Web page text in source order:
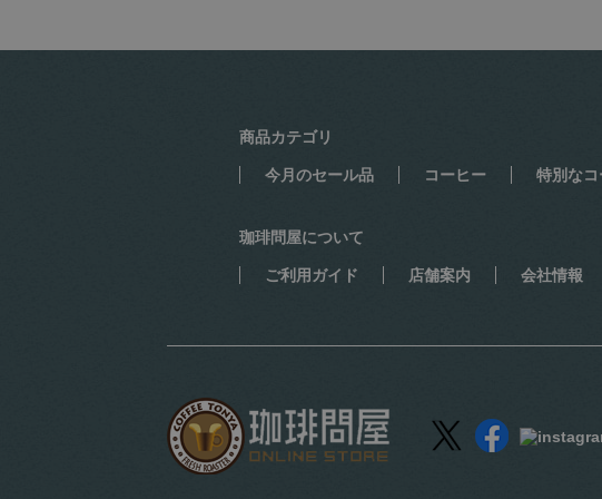
商品カテゴリ
今月のセール品 コーヒー 特別な
珈琲問屋について
ご利用ガイド 店舗案内 会社情報